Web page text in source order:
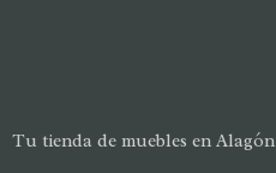
Tu tienda de muebles en Alagón